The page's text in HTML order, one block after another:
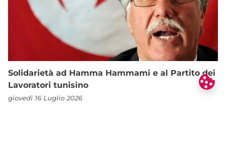
Solidarietà ad Hamma Hammami e al Partito dei
Lavoratori tunisino
giovedì 16 Luglio 2026